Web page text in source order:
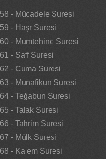
58 - Mücadele Suresi
59 - Haşr Suresi
60 - Mumtehine Suresi
61 - Saff Suresi
62 - Cuma Suresi
63 - Munafikun Suresi
64 - Teğabun Suresi
65 - Talak Suresi
66 - Tahrim Suresi
67 - Mülk Suresi
68 - Kalem Suresi